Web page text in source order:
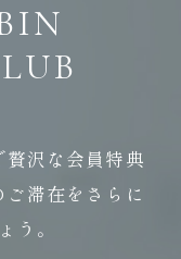
沢な会員特典
ご滞在をさらに
う。